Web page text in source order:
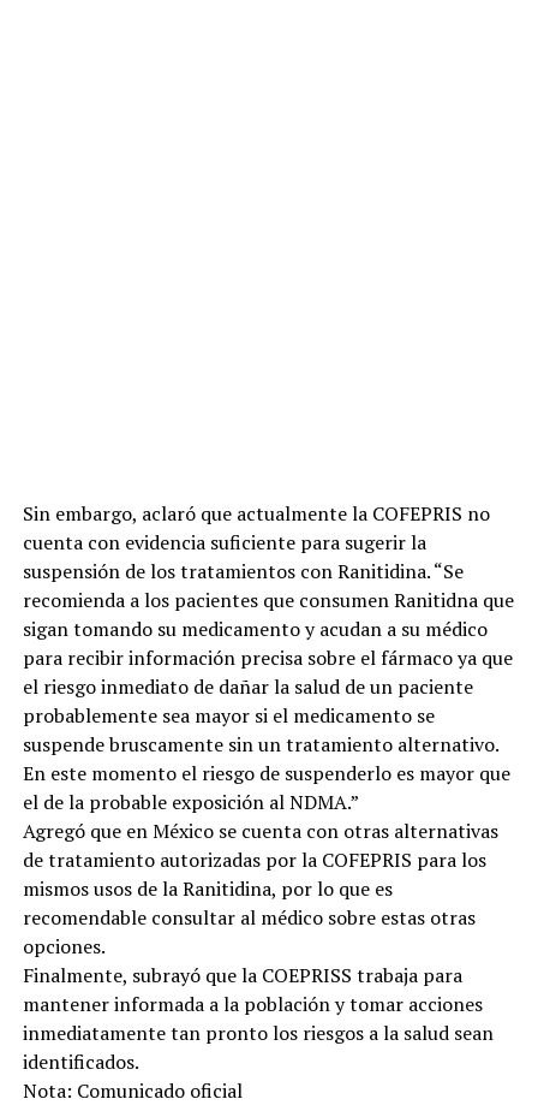
Sin embargo, aclaró que actualmente la COFEPRIS no
cuenta con evidencia suficiente para sugerir la
suspensión de los tratamientos con Ranitidina. “Se
recomienda a los pacientes que consumen Ranitidna que
sigan tomando su medicamento y acudan a su médico
para recibir información precisa sobre el fármaco ya que
el riesgo inmediato de dañar la salud de un paciente
probablemente sea mayor si el medicamento se
suspende bruscamente sin un tratamiento alternativo.
En este momento el riesgo de suspenderlo es mayor que
el de la probable exposición al NDMA.”
Agregó que en México se cuenta con otras alternativas
de tratamiento autorizadas por la COFEPRIS para los
mismos usos de la Ranitidina, por lo que es
recomendable consultar al médico sobre estas otras
opciones.
Finalmente, subrayó que la COEPRISS trabaja para
mantener informada a la población y tomar acciones
inmediatamente tan pronto los riesgos a la salud sean
identificados.
Nota: Comunicado oficial